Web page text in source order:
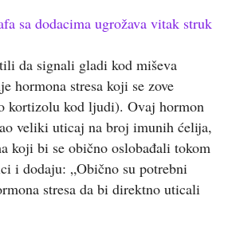
sa dodacima ugrožava vitak struk
da signali gladi kod miševa
hormona stresa koji se zove
kortizolu kod ljudi). Ovaj hormon
veliki uticaj na broj imunih ćelija,
koji bi se obično oslobađali tokom
i dodaju: „Obično su potrebni
stresa da bi direktno uticali